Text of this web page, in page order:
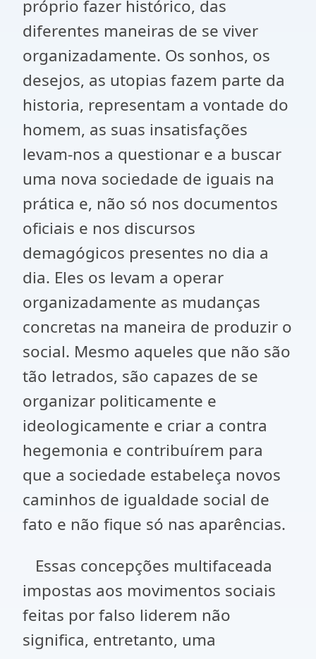
próprio fazer histórico, das
diferentes maneiras de se viver
organizadamente. Os sonhos, os
desejos, as utopias fazem parte da
historia, representam a vontade do
homem, as suas insatisfações
levam-nos a questionar e a buscar
uma nova sociedade de iguais na
prática e, não só nos documentos
oficiais e nos discursos
demagógicos presentes no dia a
dia. Eles os levam a operar
organizadamente as mudanças
concretas na maneira de produzir o
social. Mesmo aqueles que não são
tão letrados, são capazes de se
organizar politicamente e
ideologicamente e criar a contra
hegemonia e contribuírem para
que a sociedade estabeleça novos
caminhos de igualdade social de
fato e não fique só nas aparências.
Essas concepções multifaceada
impostas aos movimentos sociais
feitas por falso liderem não
significa, entretanto, uma